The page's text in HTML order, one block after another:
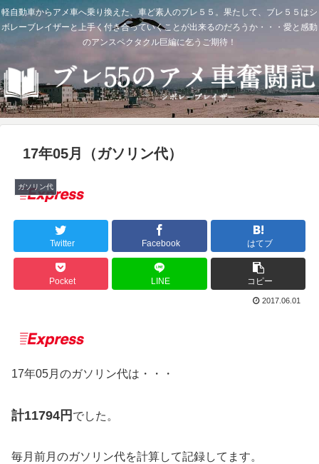
軽自動車からアメ車へ乗り換えた、車ど素人のブレ５５。果たして、ブレ５５はシ
ボレーブレイザーと上手く付き合っていくことが出来るのだろうか・・・愛と感動
のアンスペクタクル巨編に乞うご期待！
17年05月（ガソリン代）
ガソリン代
Twitter Facebook はてブ
Pocket LINE コピー
2017.06.01
17年05月のガソリン代は・・・
計11794円 でした。
毎月前月のガソリン代を計算して記録してます。